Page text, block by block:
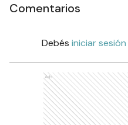
Comentarios
Debés iniciar sesión
Ads